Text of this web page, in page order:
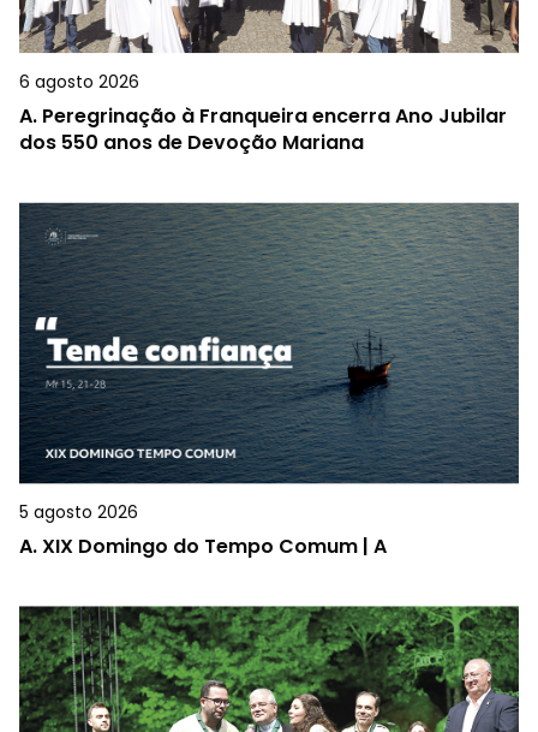
6 agosto 2026
A. Peregrinação à Franqueira encerra Ano Jubilar
dos 550 anos de Devoção Mariana
5 agosto 2026
A.XIX Domingo do Tempo Comum | A